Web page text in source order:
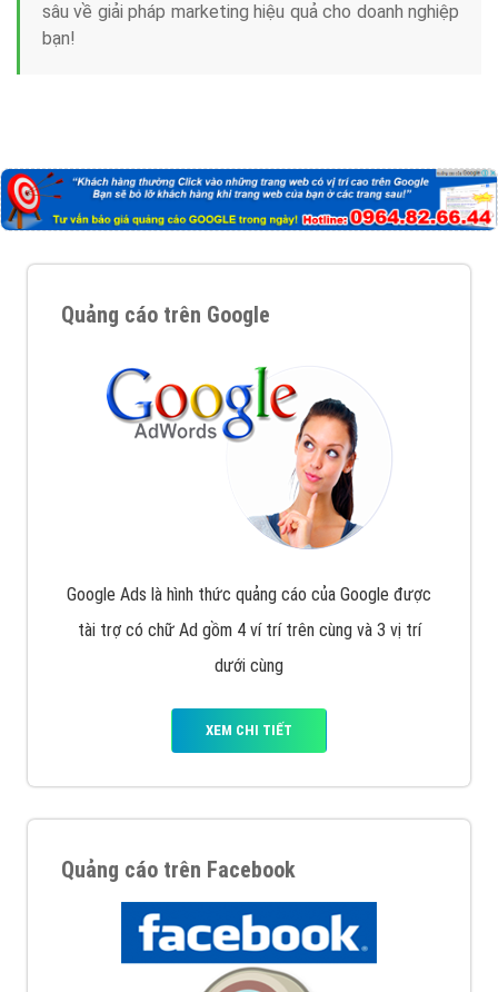
sâu về giải pháp marketing hiệu quả cho doanh nghiệp
bạn!
Quảng cáo trên Google
Google Ads là hình thức quảng cáo của Google được
tài trợ có chữ Ad gồm 4 ví trí trên cùng và 3 vị trí
dưới cùng
XEM CHI TIẾT
Quảng cáo trên Facebook